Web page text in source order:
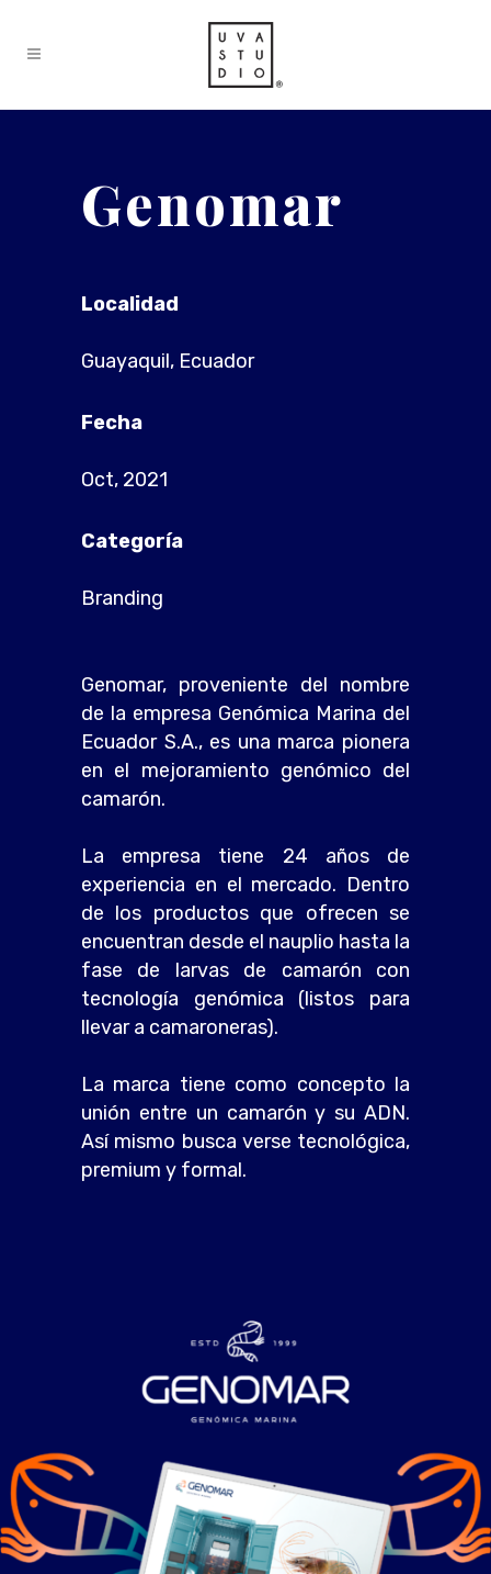
Genomar
Localidad
Guayaquil, Ecuador
Fecha
Oct, 2021
Categoría
Branding
Genomar, proveniente del nombre
de la empresa Genómica Marina del
Ecuador S.A., es una marca pionera
en el mejoramiento genómico del
camarón.
La empresa tiene 24 años de
experiencia en el mercado. Dentro
de los productos que ofrecen se
encuentran desde el nauplio hasta la
fase de larvas de camarón con
tecnología genómica (listos para
llevar a camaroneras).
La marca tiene como concepto la
unión entre un camarón y su ADN.
Así mismo busca verse tecnológica,
premium y formal.